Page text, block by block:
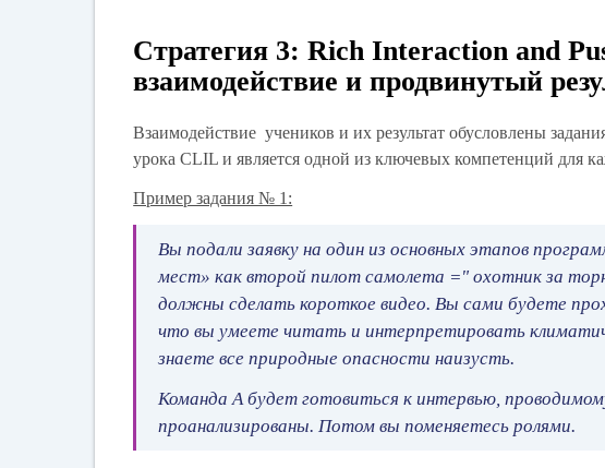
Стратегия 3: Rich Interaction and
взаимодействие и продвинутый
Взаимодействие учеников и их результат обусловлены
урока CLIL и является одной из ключевых компетенций для
Пример задания № 1:
Вы подали заявку на один из основных этапов
мест» как второй пилот самолета =" охотник за
должны сделать короткое видео. Вы сами будете
что вы умеете читать и интерпретировать
знаете все природные опасности наизусть.
Команда А будет готовиться к интервью,
проанализированы. Потом вы поменяетесь ролями.